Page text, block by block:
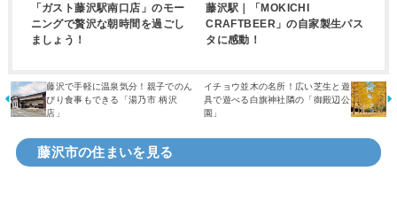
「ガスト藤沢駅南口店」のモー
ニングで贅沢な朝時間を過ごし
ましょう！
藤沢駅｜「MOKICHI
CRAFTBEER」の自家製生パス
タに感動！
藤沢で手軽に温泉気分！親子でのん
びり食事もできる「湯乃市 柄沢
店」
イチョウ並木の名所！広い芝生と遊
具で遊べる白旗神社隣の「御殿辺公
園」
藤沢市の住まいを見る